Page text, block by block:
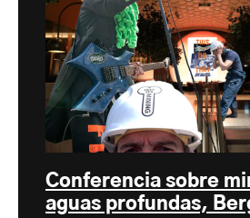
Conferencia sobre
aguas profundas,